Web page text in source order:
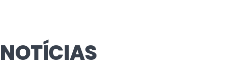
NOTÍCIAS